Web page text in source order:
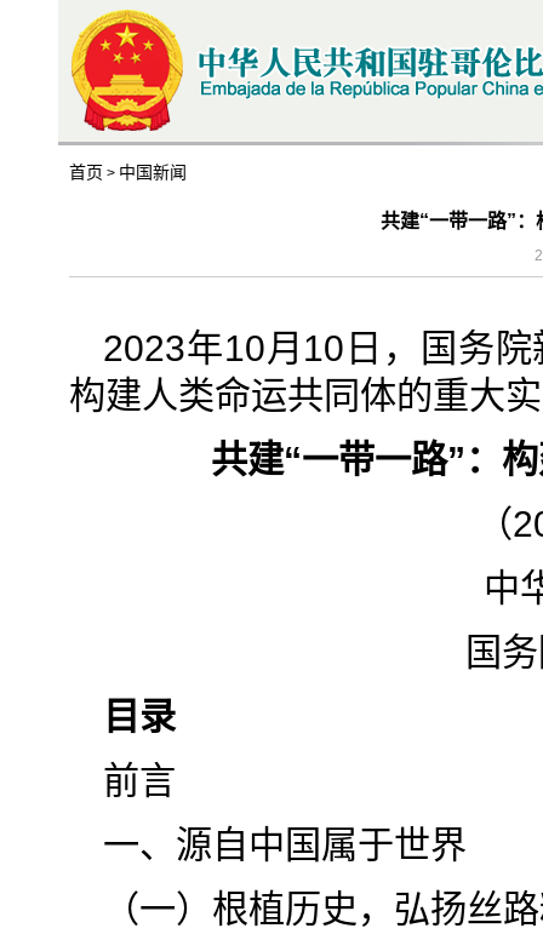
首页 > 中国新闻
共建“一带一路”
2023年10月10日，国务院
构建人类命运共同体的重大
共建“一带一路”：
（
中
国
目录
前言
一、源自中国属于世界
（一）根植历史，弘扬丝